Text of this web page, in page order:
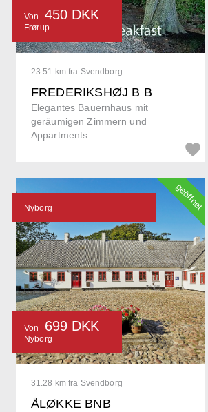
23.51 km fra Svendborg
FREDERIKSHØJ B B
Elegantes Bauernhaus mit
geräumigen Zimmern und
Appartments....
Von 450 DKK
Frørup
31.28 km fra Svendborg
ÅLØKKE BNB
Nyborg
Von 699 DKK
Nyborg
geöffnet